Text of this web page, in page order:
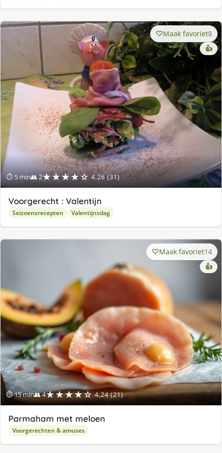
⏱ 5 min👥 2★★★★☆ 4.26 (31)
Maak favoriet8
👍
Voorgerecht : Valentijn
Seizoensrecepten Valentijnsdag
⏱ 15 min👥 4★★★★☆ 4.24 (21)
Maak favoriet14
👍
Parmaham met meloen
Voorgerechten & amuses